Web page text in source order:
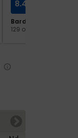
Bardzo dobry
129 opinii
8.4